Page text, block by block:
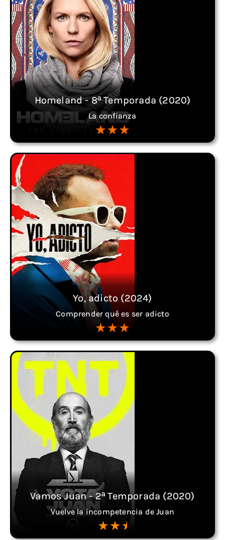
Homeland - 8ª Temporada (2020)
La confianza
Yo, adicto (2024)
Comprender qué es ser adicto
Vamos Juan - 2ª Temporada (2020)
Vuelve la incompetencia de Juan